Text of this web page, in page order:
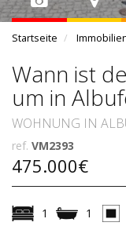
Startseite
Wann ist
um in
WOHNUNG IN
ref. VM2393
475.000€
1 1